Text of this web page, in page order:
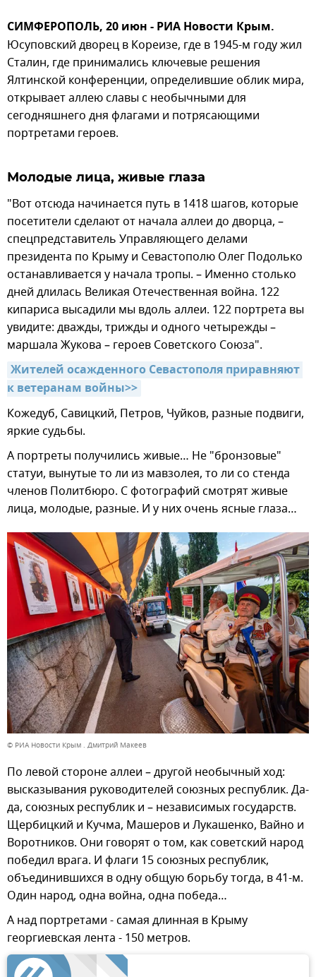
СИМФЕРОПОЛЬ, 20 июн - РИА Новости Крым.
Юсуповский дворец в Кореизе, где в 1945-м году жил
Сталин, где принимались ключевые решения
Ялтинской конференции, определившие облик мира,
открывает аллею славы с необычными для
сегодняшнего дня флагами и потрясающими
портретами героев.
Молодые лица, живые глаза
"Вот отсюда начинается путь в 1418 шагов, которые
посетители сделают от начала аллеи до дворца, –
спецпредставитель Управляющего делами
президента по Крыму и Севастополю Олег Подолько
останавливается у начала тропы. – Именно столько
дней длилась Великая Отечественная война. 122
кипариса высадили мы вдоль аллеи. 122 портрета вы
увидите: дважды, трижды и одного четырежды –
маршала Жукова – героев Советского Союза".
Жителей осажденного Севастополя приравняют
к ветеранам войны>>
Кожедуб, Савицкий, Петров, Чуйков, разные подвиги,
яркие судьбы.
А портреты получились живые… Не "бронзовые"
статуи, вынутые то ли из мавзолея, то ли со стенда
членов Политбюро. С фотографий смотрят живые
лица, молодые, разные. И у них очень ясные глаза…
© РИА Новости Крым . Дмитрий Макеев
По левой стороне аллеи – другой необычный ход:
высказывания руководителей союзных республик. Да-
да, союзных республик и – независимых государств.
Щербицкий и Кучма, Машеров и Лукашенко, Вайно и
Воротников. Они говорят о том, как советский народ
победил врага. И флаги 15 союзных республик,
объединившихся в одну общую борьбу тогда, в 41-м.
Один народ, одна война, одна победа…
А над портретами - самая длинная в Крыму
георгиевская лента - 150 метров.